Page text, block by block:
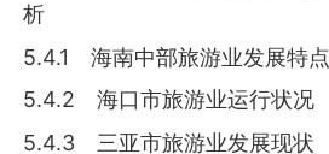
析
5.4.1 海南中部旅游业发展特点
5.4.2 海口市旅游业运行状况
5.4.3 三亚市旅游业发展现状